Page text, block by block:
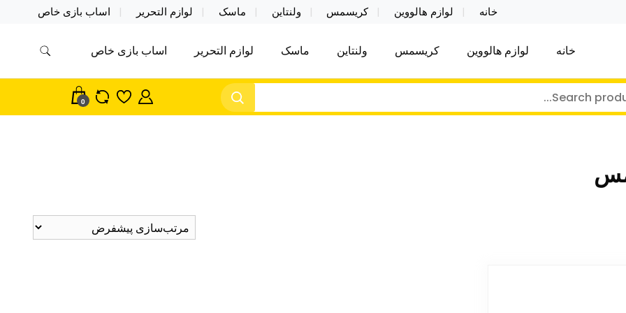
خانه لوازم هالووین کریسمس ولنتاین ماسک لوازم التحریر اساب بازی خاص
ولن تاین کادویی کریسمس اکسسوری ماسک
توی فروش عمده لوازم هالووین ولن تاین کادویی کریسمس اکسسوری ماسک در واردات مستقیم
خانه لوازم هالووین کریسمس ولنتاین ماسک لوازم التحریر اساب بازی خاص
0